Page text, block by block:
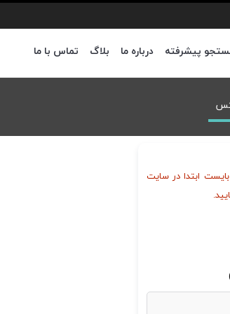
پیشرفته درباره ما بلاگ تماس با ما
ابتدا در سایت